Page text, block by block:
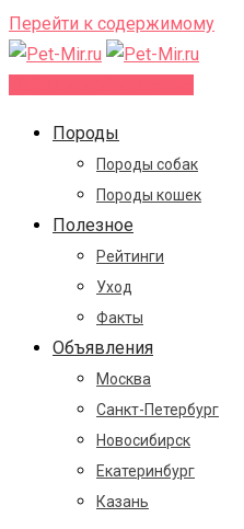
Перейти к содержимому
Породы
Породы собак
Породы кошек
Полезное
Рейтинги
Уход
Факты
Объявления
Москва
Санкт-Петербург
Новосибирск
Екатеринбург
Казань